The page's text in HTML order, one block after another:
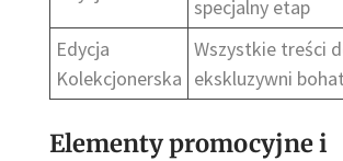
specjalny etap
Edycja
Kolekcjonerska
Wszystkie treści
ekskluzywni
Elementy promocyjne i